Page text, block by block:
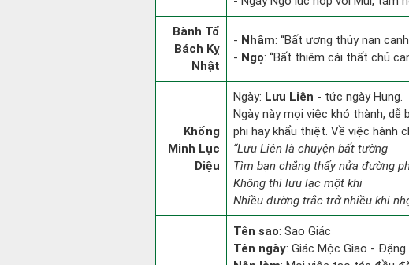
Bành Tổ
Bách Kỵ
Nhật
- Nhâm: “Bất ương thủy nan
- Ngọ: “Bất thiêm cái thất chủ
Khổng
Minh Lục
Diệu
Ngày: Lưu Liên - tức ngày Hung.
Ngày này mọi việc khó thành, dễ
phi hay khẩu thiệt. Về việc hành
“Lưu Liên là chuyện bất tường
Tìm bạn chẳng thấy nửa đường
Không thì lưu lạc một khi
Nhiều đường trắc trở nhiều khi
Tên sao: Sao Giác
Tên ngày: Giác Mộc Giao -